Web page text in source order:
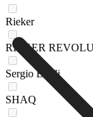
Rieker
RIEKER
Sergio Bardi
SHAQ